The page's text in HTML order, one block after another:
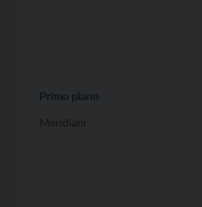
Primo piano
Meridiani